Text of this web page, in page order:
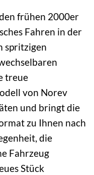
frühen 2000er
Fahren in der
spritzigen
treue
von Norev
und bringt die
zu Ihnen nach
die
Fahrzeug
Stück